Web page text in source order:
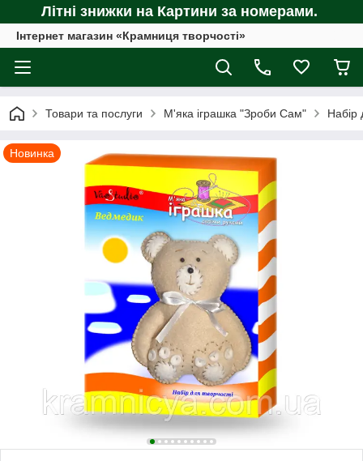
Літні знижки на Картини за номерами.
Інтернет магазин «Крамниця творчості»
Товари та послуги М'яка іграшка "Зроби Сам" Набір
Новинка